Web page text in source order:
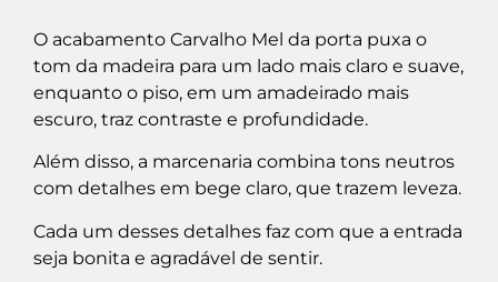
O acabamento Carvalho Mel da porta puxa o
tom da madeira para um lado mais claro e suave,
enquanto o piso, em um amadeirado mais
escuro, traz contraste e profundidade.
Além disso, a marcenaria combina tons neutros
com detalhes em bege claro, que trazem leveza.
Cada um desses detalhes faz com que a entrada
seja bonita e agradável de sentir.